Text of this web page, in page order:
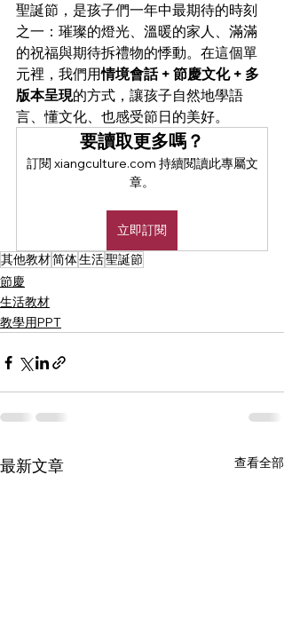
聖誕節，是孩子們一年中最期待的時刻
之一：璀璨的燈光、溫暖的家人、滿滿
的祝福與期待拆禮物的悸動。在這個單
元裡，我們用情境會話 + 節慶文化 + 多
版本呈現的方式，讓孩子自然地學語
言、懂文化、也感受節日的美好。
要讀取更多嗎？
訂閱 xiangculture.com 持續閱讀此專屬文
章。
立即訂閱
其他教材简体生活聖誕節
節慶
生活教材
教學用PPT
最新文章 查看全部